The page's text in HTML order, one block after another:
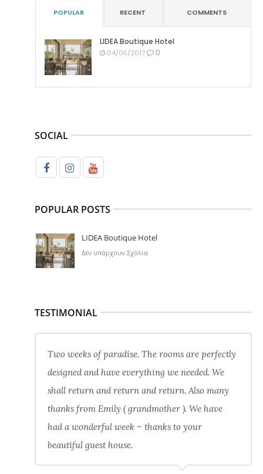
POPULAR RECENT COMMENTS
LIDEA Boutique Hotel
04/05/2017 0
SOCIAL
POPULAR POSTS
LIDEA Boutique Hotel
Δεν υπάρχουν Σχόλια
TESTIMONIAL
Two weeks of paradise. The rooms are perfectly
designed and have everything we needed. We
shall return and return and return. Also many
thanks from Emily ( grandmother ). We have
had a wonderful week – thanks to your
beautiful guest house.